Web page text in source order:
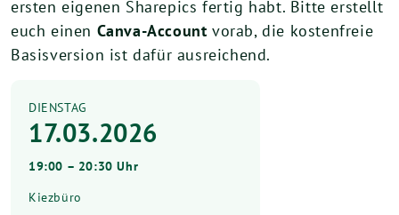
ersten eigenen Sharepics fertig habt. Bitte erstellt
euch einen Canva-Account vorab, die kostenfreie
Basisversion ist dafür ausreichend.⁩
DIENSTAG
17.03.2026
19:00 – 20:30 Uhr
Kiezbüro